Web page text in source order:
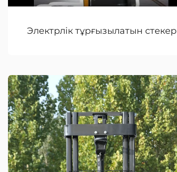
Электрлік тұрғызылатын стекер